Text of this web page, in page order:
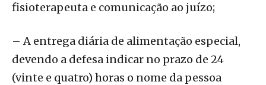
fisioterapeuta e comunicação ao juízo;
– A entrega diária de alimentação especial,
devendo a defesa indicar no prazo de 24
(vinte e quatro) horas o nome da pessoa